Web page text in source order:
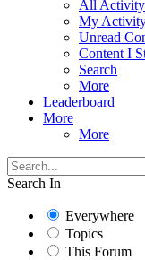
All Activity
My
Unread
Content I
Search
More
Leaderboard
More
More
Search In
Everywhere
Topics
This Forum